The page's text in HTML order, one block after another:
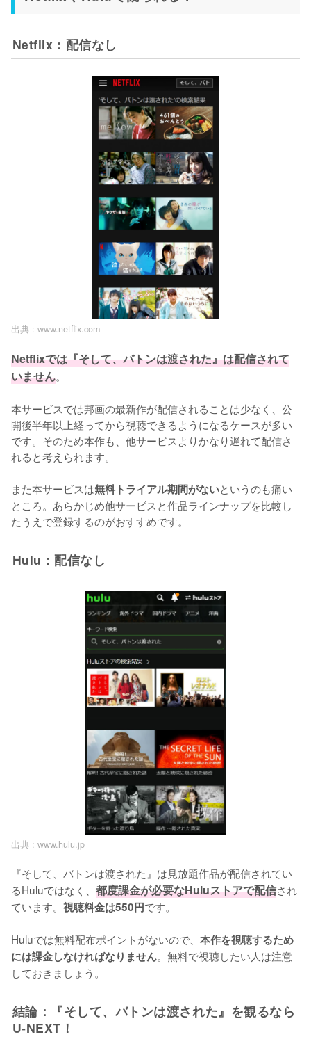
Netflix：配信なし
出典 : www.netflix.com
Netflixでは『そして、バトンは渡された』は配信されて
いません。
本サービスでは邦画の最新作が配信されることは少なく、公
開後半年以上経ってから視聴できるようになるケースが多い
です。そのため本作も、他サービスよりかなり遅れて配信さ
れると考えられます。
また本サービスは無料トライアル期間がないというのも痛い
ところ。あらかじめ他サービスと作品ラインナップを比較し
たうえで登録するのがおすすめです。
Hulu：配信なし
出典 : www.hulu.jp
『そして、バトンは渡された』は見放題作品が配信されてい
るHuluではなく、 都度課金が必要なHuluストアで配信され
ています。 視聴料金は550円です。
Huluでは無料配布ポイントがないので、 本作を視聴するため
には課金しなければなりません。無料で視聴したい人は注意
しておきましょう。
結論：『そして、バトンは渡された』を観るなら
U-NEXT！